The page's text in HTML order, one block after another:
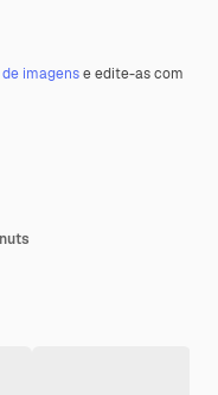
imagense edite-as com